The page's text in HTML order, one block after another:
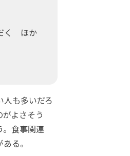
く ほか
も多いだろ
よさそう
食事関連
る。